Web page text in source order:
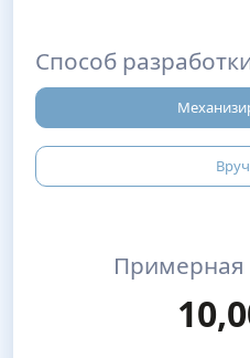
Способ
Примерная